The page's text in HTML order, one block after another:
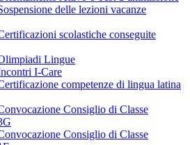
delle lezioni vacanze
scolastiche conseguite
Lingue
I-Care
competenze di lingua latina
Consiglio di Classe
Consiglio di Classe